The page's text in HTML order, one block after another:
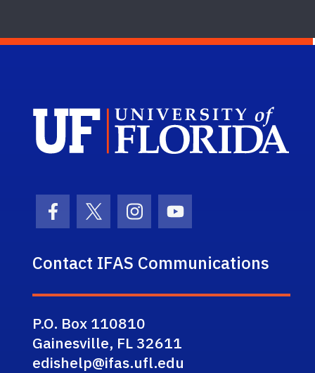
Facebook Icon
Twitter IconInstagram Icon
Youtube Icon
Contact IFAS Communications
P.O. Box 110810
Gainesville, FL 32611
edishelp@ifas.ufl.edu